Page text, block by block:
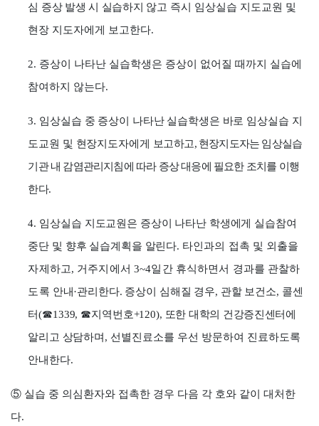
심 증상 발생 시 실습하지 않고 즉시 임상실습 지도교원 및
현장 지도자에게 보고한다.
2. 증상이 나타난 실습학생은 증상이 없어질 때까지 실습에
참여하지 않는다.
3. 임상실습 중 증상이 나타난 실습학생은 바로 임상실습 지
도교원 및 현장지도자에게 보고하고, 현장지도자는 임상실습
기관 내 감염관리지침에 따라 증상 대응에 필요한 조치를 이행
한다.
4. 임상실습 지도교원은 증상이 나타난 학생에게 실습참여
중단 및 향후 실습계획을 알린다. 타인과의 접촉 및 외출을
자제하고, 거주지에서3~4일간 휴식하면서 경과를 관찰하
도록 안내·관리한다. 증상이 심해질 경우, 관할 보건소, 콜센
터(☎1339, ☎지역번호+120), 또한 대학의 건강증진센터에
알리고 상담하며 , 선별진료소를 우선 방문하여 진료하도록
안내한다.
⑤ 실습 중 의심환자와 접촉한 경우 다음 각 호와 같이 대처한
다.